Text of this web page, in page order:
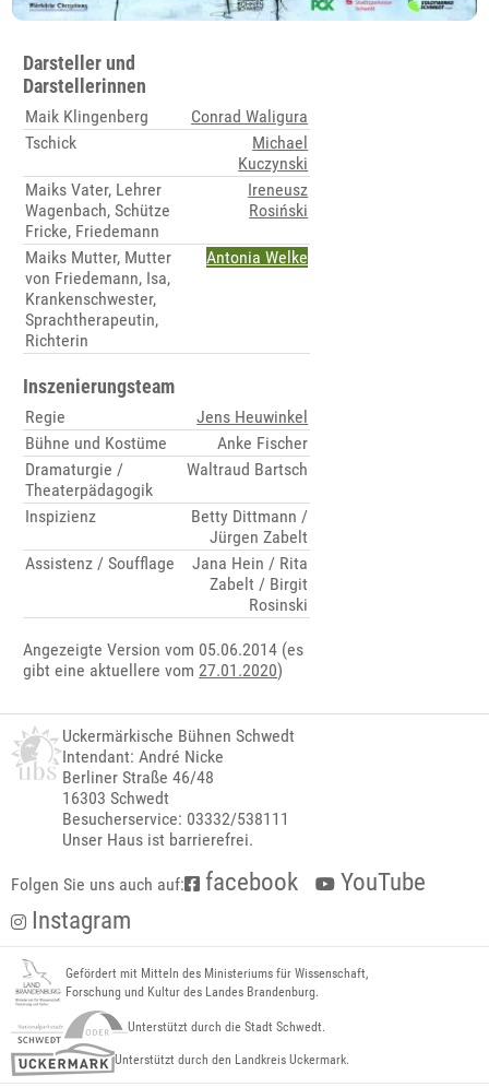
Darsteller und
Darstellerinnen
Maik Klingenberg
Conrad Waligura
Tschick
Michael
Kuczynski
Maiks Vater, Lehrer
Wagenbach, Schütze
Fricke, Friedemann
Ireneusz
Rosiński
Maiks Mutter, Mutter
von Friedemann, Isa,
Krankenschwester,
Sprachtherapeutin,
Richterin
Antonia Welke
Inszenierungsteam
Regie
Jens Heuwinkel
Bühne und Kostüme
Anke Fischer
Dramaturgie /
Theaterpädagogik
Waltraud Bartsch
Inspizienz
Betty Dittmann /
Jürgen Zabelt
Assistenz / Soufflage
Jana Hein / Rita
Zabelt / Birgit
Rosinski
Angezeigte Version vom 05.06.2014 (es
gibt eine aktuellere vom 27.01.2020)
Uckermärkische Bühnen Schwedt
Intendant: André Nicke
Berliner Straße 46/48
16303 Schwedt
Besucherservice: 03332/538111
Unser Haus ist barrierefrei.
Folgen Sie uns auch auf: facebook
YouTube
Instagram
Gefördert mit Mitteln des Ministeriums für Wissenschaft,
Forschung und Kultur des Landes Brandenburg.
Unterstützt durch die Stadt Schwedt.
Unterstützt durch den Landkreis Uckermark.